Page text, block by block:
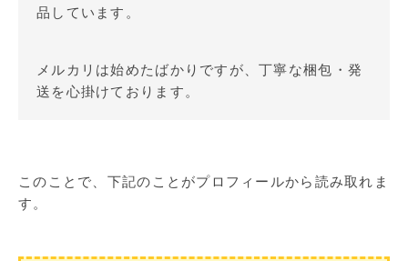
品しています。
メルカリは始めたばかりですが、丁寧な梱包・発
送を心掛けております。
このことで、下記のことがプロフィールから読み取れま
す。